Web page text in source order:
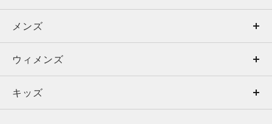
メンズ
ウィメンズ
キッズ
メンズ
トップス
ボトムス
ウィメンズ
トップス
キッズ